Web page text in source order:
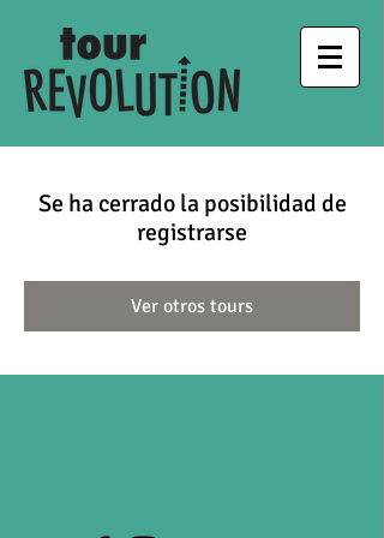
Se ha cerrado la posibilidad de
registrarse
Ver otros tours